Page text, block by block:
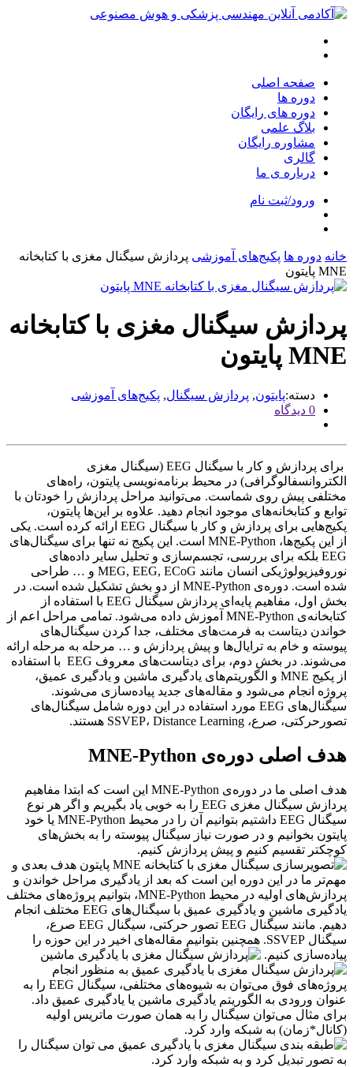
صفحه اصلی
دوره ها
دوره های رایگان
بلاگ علمی
مشاوره رایگان
گالری
درباره ی ما
ورود/ثبت نام
خانه دوره ها پکیج‌های آموزشی پردازش سیگنال مغزی با کتابخانه
MNE پایتون
پردازش سیگنال مغزی با کتابخانه
MNE پایتون
دسته:پایتون, پردازش سیگنال, پکیج‌های آموزشی
0 دیدگاه
برای پردازش و کار با سیگنال EEG (سیگنال مغزی
الکتروانسفالوگرافی) در محیط برنامه‌نویسی پایتون، راه‌های
مختلفی پیش روی شماست. می‌توانید مراحل پردازش را خودتان با
توابع و کتابخانه‌های موجود انجام دهید. علاوه بر این‌ها پایتون،
پکیج‌هایی برای پردازش و کار با سیگنال EEG ارائه کرده است. یکی
از این پکیج‌ها، MNE-Python است. این پکیج نه تنها برای سیگنال‌های
EEG بلکه برای بررسی، تجسم‌سازی و تحلیل سایر داده‌های
نوروفیزیولوژیکی انسان مانند MEG, EEG, ECoG و … طراحی
شده است. دوره‌ی MNE-Python از دو بخش تشکیل شده است. در
بخش اول، مفاهیم پایه‌ای پردازش سیگنال EEG با استفاده از
کتابخانه‌ی MNE-Python آموزش داده می‌شود. تمامی مراحل اعم از
خواندن دیتاست به فرمت‌های مختلف، جدا کردن سیگنال‌های
پیوسته و خام به ترایال‌ها و پیش پردازش و … مرحله به مرحله ارائه
می‌شوند. در بخش دوم، برای دیتاست‌های معروف EEG با استفاده
از پکیج MNE و الگوریتم‌های یادگیری ماشین و یادگیری عمیق،
پروژه انجام می‌شود و مقاله‌های جدید پیاده‌سازی می‌شوند.
سیگنال‌های EEG مورد استفاده در این دوره شامل سیگنال‌های
تصورحرکتی، صرع، SSVEP، Distance Learning هستند.
هدف اصلی دوره‌ی MNE-Python
هدف اصلی ما در دوره‌ی MNE-Python این است که ابتدا مفاهیم
پردازش سیگنال مغزی EEG را به خوبی یاد بگیریم و اگر هر نوع
سیگنال EEG داشتیم بتوانیم آن را در محیط MNE-Python یا خود
پایتون بخوانیم و در صورت نیاز سیگنال پیوسته را به بخش‌های
کوچکتر تقسیم کنیم و پیش پردازش کنیم.
هدف بعدی و
مهم‌تر ما در این دوره این است که بعد از یادگیری مراحل خواندن و
پردازش‌های اولیه در محیط MNE-Python، بتوانیم پروژه‌های مختلف
یادگیری ماشین و یادگیری عمیق با سیگنال‌های EEG مختلف انجام
دهیم. مانند سیگنال EEG تصور حرکتی، سیگنال EEG صرع،
سیگنال SSVEP. همچنین بتوانیم مقاله‌های اخیر در این حوزه را
پیاده‌سازی کنیم.
به منظور انجام
پروژه‌های فوق می‌توان به شیوه‌های مختلفی، سیگنال EEG را به
عنوان ورودی به الگوریتم یادگیری ماشین یا یادگیری عمیق داد.
برای مثال می‌توان سیگنال را به همان صورت ماتریس اولیه
(کانال*زمان) به شبکه وارد کرد.
می توان سیگنال را
به تصور تبدیل کرد و به شبکه وارد کرد.